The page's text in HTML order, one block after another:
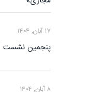
۱۷ آبان, ۱۴۰۴
پنجمین نشست
۸ آبان, ۱۴۰۴